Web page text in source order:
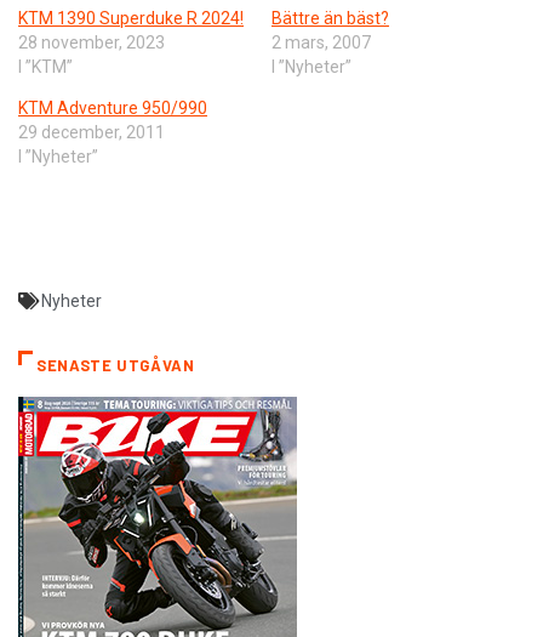
KTM 1390 Superduke R 2024!
28 november, 2023
I ”KTM”
Bättre än bäst?
2 mars, 2007
I ”Nyheter”
KTM Adventure 950/990
29 december, 2011
I ”Nyheter”
Nyheter
SENASTE UTGÅVAN